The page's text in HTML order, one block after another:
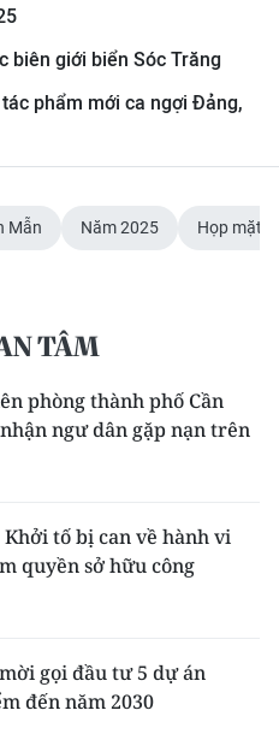
biên giới biển Sóc Trăng
phẩm mới ca ngợi Đảng,
Mẫn Năm 2025 Họp mặt
TÂM
phòng thành phố Cần
ngư dân gặp nạn trên
Khởi tố bị can về hành vi
quyền sở hữu công
gọi đầu tư 5 dự án
đến năm 2030